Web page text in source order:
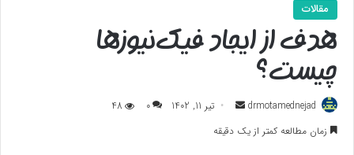
مقالات
هدف از ایجاد فیک‌نیوزها
چیست؟
drmotamednejad
ارسال تیر 11, 1402 0
48
زمان مطالعه کمتر از یک دقیقه